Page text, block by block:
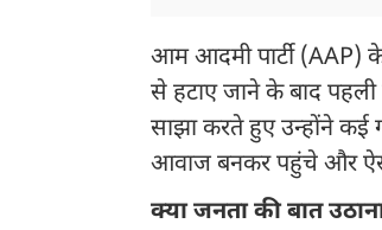
आम आदमी पार्टी (AAP)
से हटाए जाने के बाद पहली
साझा करते हुए उन्होंने
आवाज बनकर पहुंचे और ऐसे
क्या जनता की बात